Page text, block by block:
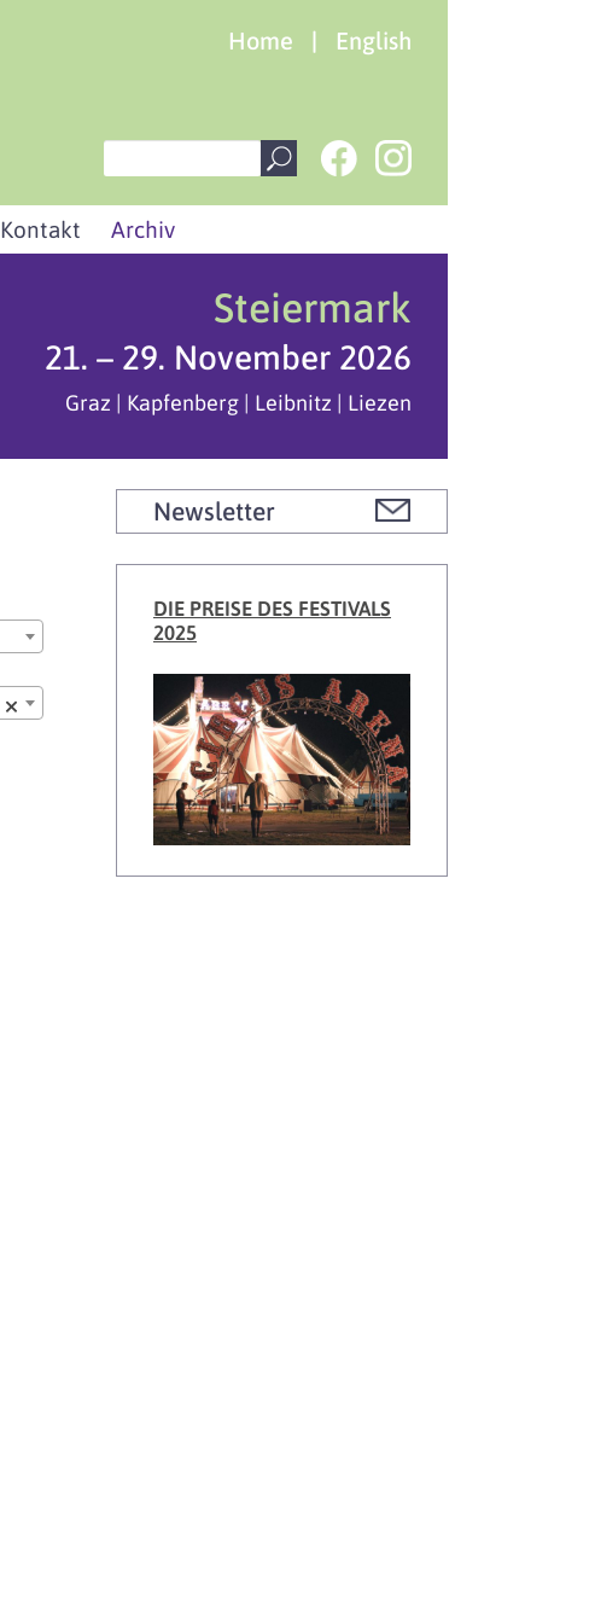
Home | English
Kontakt Archiv
Steiermark
21. – 29. November 2026
Graz | Kapfenberg | Leibnitz | Liezen
×
Newsletter
DIE PREISE DES FESTIVALS
2025